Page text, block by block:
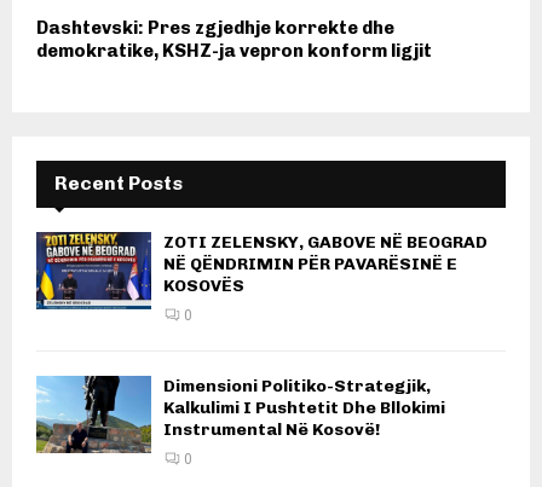
Dashtevski: Pres zgjedhje korrekte dhe
demokratike, KSHZ-ja vepron konform ligjit
Recent Posts
ZOTI ZELENSKY, GABOVE NË BEOGRAD
NË QËNDRIMIN PËR PAVARËSINË E
KOSOVËS
0
Dimensioni Politiko-Strategjik,
Kalkulimi I Pushtetit Dhe Bllokimi
Instrumental Në Kosovë!
0